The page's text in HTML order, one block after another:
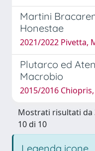
Martini
Honestae
2021/2022 Pivetta,
Plutarco ed
Macrobio
2015/2016
Mostrati risultati da
10 di 10
Legenda icone